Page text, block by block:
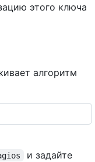
этого ключа
алгоритм
и задайте